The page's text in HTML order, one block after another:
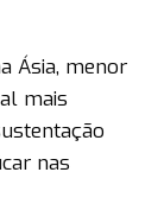
Ásia, menor
mais
nas